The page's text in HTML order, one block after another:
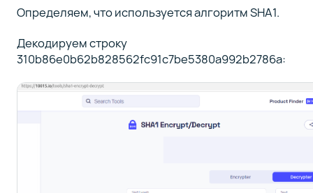
Определяем, что используется алгоритм SHA1.
Декодируем строку
310b86e0b62b828562fc91c7be5380a992b2786a: